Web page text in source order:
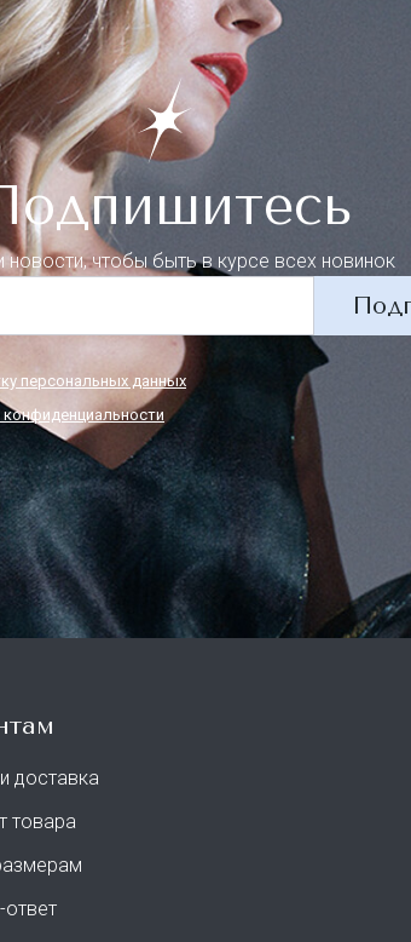
новости, чтобы быть в курсе всех новинок
персональных данных
доставка
товара